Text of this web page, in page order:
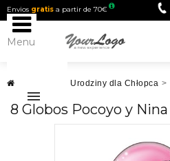
Envios gratis a partir de 70€
Menu
Urodziny dla Chłopca >
8 Globos Pocoyo y Nina